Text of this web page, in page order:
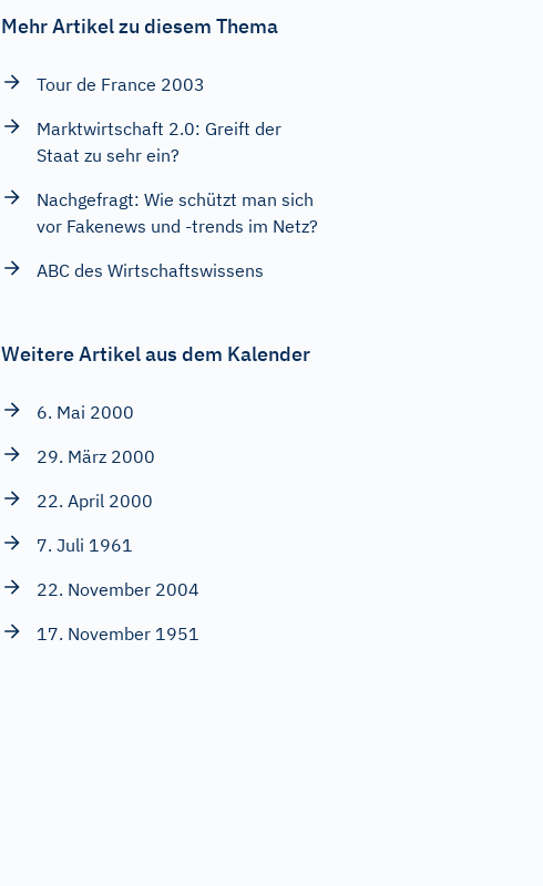
Mehr Artikel zu diesem Thema
Tour de France 2003
Marktwirtschaft 2.0: Greift der
Staat zu sehr ein?
Nachgefragt: Wie schützt man sich
vor Fakenews und -trends im Netz?
ABC des Wirtschaftswissens
Weitere Artikel aus dem Kalender
6. Mai 2000
29. März 2000
22. April 2000
7. Juli 1961
22. November 2004
17. November 1951